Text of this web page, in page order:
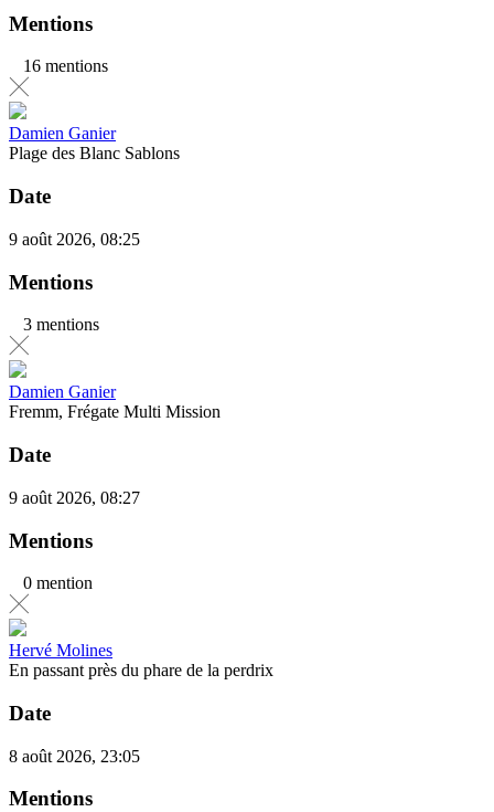
Mentions
16 mentions
Damien Ganier
Plage des Blanc Sablons
Date
9 août 2026, 08:25
Mentions
3 mentions
Damien Ganier
Fremm, Frégate Multi Mission
Date
9 août 2026, 08:27
Mentions
0 mention
Hervé Molines
En passant près du phare de la perdrix
Date
8 août 2026, 23:05
Mentions